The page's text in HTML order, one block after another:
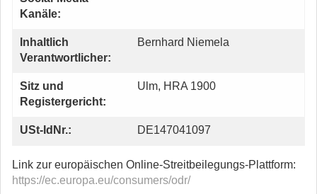
Kanäle:
Inhaltlich
Verantwortlicher:
Bernhard Niemela
Sitz und
Registergericht:
Ulm, HRA 1900
USt-IdNr.: DE147041097
Link zur europäischen Online-Streitbeilegungs-Plattform:
https://ec.europa.eu/consumers/odr/